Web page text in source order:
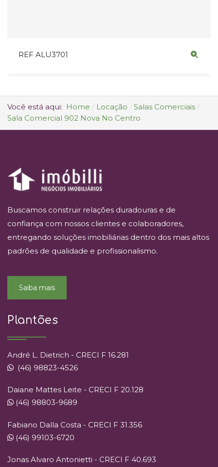
REF ALU3701
Você está aqui: Home Locação
Salas Comerciais
Sala Comercial 902 Nova No Centro
Buscamos construir relações duradouras e de
confiança com nossos clientes e colaboradores,
entregando soluções imobiliárias dentro dos mais altos
padrões de qualidade e profissionalismo.
Saiba mais
Plantões
André L. Dietrich - CRECI F 16.281
(46) 98823-4526
Daiane Mattes Leite - CRECI F 20.128
(46) 98803-9689
Fabiano Dalla Costa - CRECI F 31.356
(46) 99103-6720
Jonas Alvaro Antonietti - CRECI F 40.693